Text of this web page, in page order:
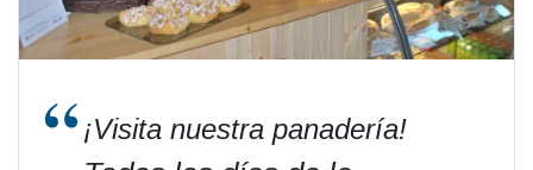
¡Visita nuestra panadería!